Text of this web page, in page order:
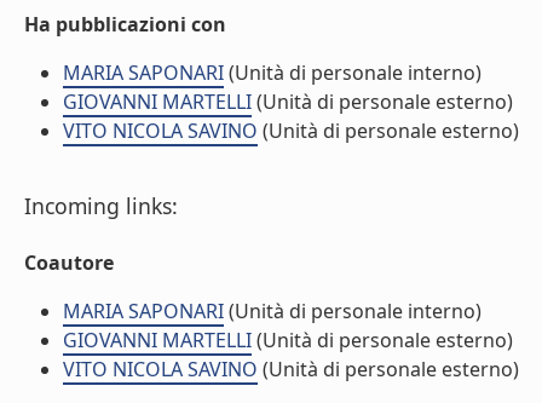
Ha pubblicazioni con
MARIA SAPONARI(Unità di personale interno)
GIOVANNI MARTELLI(Unità di personale esterno)
VITO NICOLA SAVINO (Unità di personale esterno)
Incoming links:
Coautore
MARIA SAPONARI(Unità di personale interno)
GIOVANNI MARTELLI(Unità di personale esterno)
VITO NICOLA SAVINO (Unità di personale esterno)